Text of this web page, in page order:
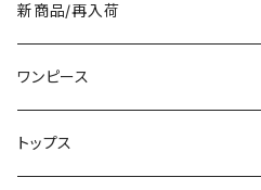
新商品/再入荷
ワンピース
ミニ/ショート
トップス